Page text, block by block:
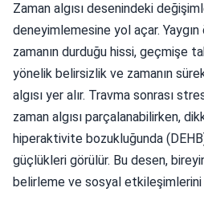
Zaman algısı desenindeki
deneyimlemesine yol açar.
zamanın durduğu hissi, geçmişe
yönelik belirsizlik ve zamanın
algısı yer alır. Travma sonrası
zaman algısı parçalanabilirken,
hiperaktivite bozukluğunda
güçlükleri görülür. Bu desen,
belirleme ve sosyal